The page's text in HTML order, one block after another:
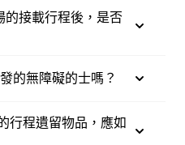
的接載行程後，是否
的無障礙的士嗎？
行程遺留物品，應如